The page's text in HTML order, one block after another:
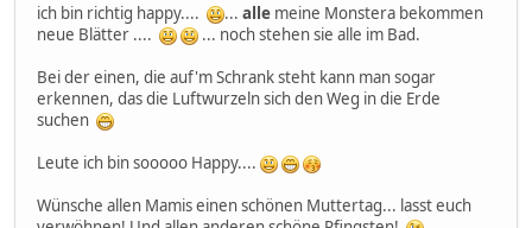
ich bin richtig happy....
... alle meine Monstera bekommen
neue Blätter ....
... noch stehen sie alle im Bad.
Bei der einen, die auf'm Schrank steht kann man sogar
erkennen, das die Luftwurzeln sich den Weg in die Erde
suchen
Leute ich bin sooooo Happy....
Wünsche allen Mamis einen schönen Muttertag... lasst euch